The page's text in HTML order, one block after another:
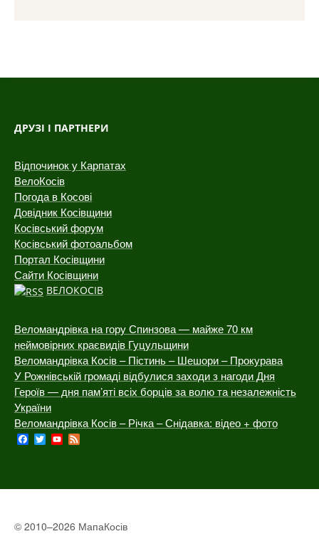
ДРУЗІ І ПАРТНЕРИ
Відпочинок у Карпатах
ВелоКосів
Погода в Косові
Довідник Косівщини
Косівський форум
Косівський фотоальбом
Портал Косівщини
Сайти Косівщини
ВЕЛОКОСІВ
Веломандрівка на гору Спинзова — майже 70 км
неймовірних краєвидів Гуцульщини
Веломандрівка Косів – Пістинь – Шешори – Прокурава
У Рожнівській громаді відбулися заходи з нагоди Дня
Героїв — дня пам’яті всіх борців за волю та незалежність
України
Веломандрівка Косів – Річка – Снідавка: відео + фото
Facebook
TwitterYouTube
Channel
© 2010–2026 МапаКосів